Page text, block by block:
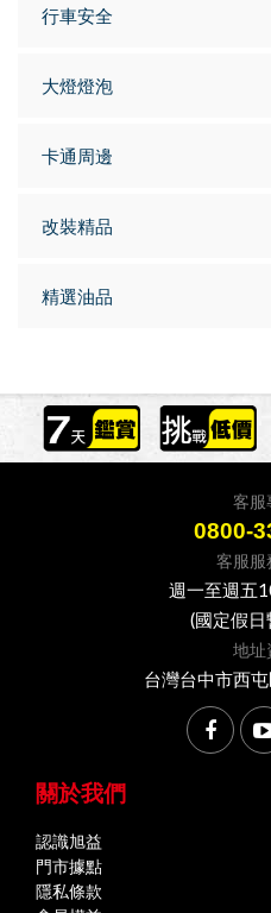
行車安全
大燈燈泡
卡通周邊
改裝精品
精選油品
客服
0800-
客服服
週一至週五
(國定假
地址
台灣台中市西
關於我們
認識旭益
門市據點
隱私條款